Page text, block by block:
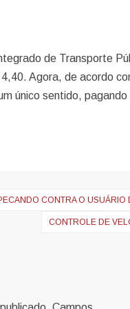
de Transporte
Agora, de acordo
único sentido,
CONTRA O USUÁRIO
CONTROLE DE